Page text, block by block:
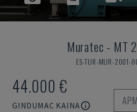
Muratec - MT
ES-TUR-MUR-2001-
44.000 €
GINDUMAC KAINA